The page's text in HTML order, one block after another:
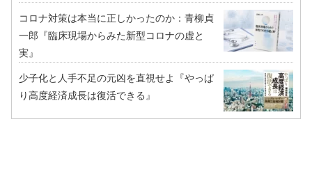
コロナ対策は本当に正しかったのか：青柳貞
一郎『臨床現場からみた新型コロナの虚と
実』
少子化と人手不足の元凶を直視せよ『やっぱ
り高度経済成長は復活できる』